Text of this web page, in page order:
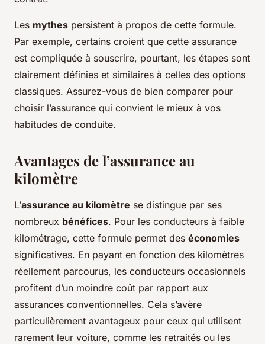
Les mythes persistent à propos de cette formule.
Par exemple, certains croient que cette assurance
est compliquée à souscrire, pourtant, les étapes sont
clairement définies et similaires à celles des options
classiques. Assurez-vous de bien comparer pour
choisir l’assurance qui convient le mieux à vos
habitudes de conduite.
Avantages de l’assurance au
kilomètre
L’assurance au kilomètre se distingue par ses
nombreux bénéfices. Pour les conducteurs à faible
kilométrage, cette formule permet des économies
significatives. En payant en fonction des kilomètres
réellement parcourus, les conducteurs occasionnels
profitent d’un moindre coût par rapport aux
assurances conventionnelles. Cela s’avère
particulièrement avantageux pour ceux qui utilisent
rarement leur voiture, comme les retraités ou les